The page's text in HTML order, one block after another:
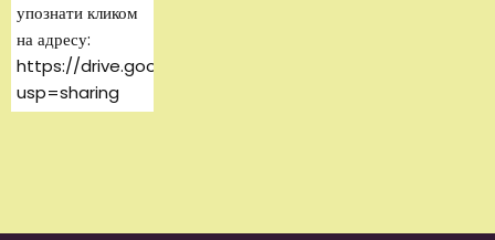
упознати кликом
на адресу:
https://drive.google.com/file/d/
usp=sharing